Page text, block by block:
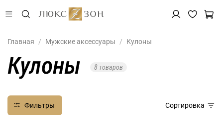
Главная Мужские аксессуары Кулоны
Кулоны 8 товаров
Фильтры Сортировка